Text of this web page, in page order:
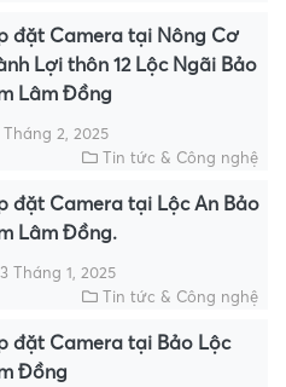
đặt Camera tại Nông Cơ
Lợi thôn 12 Lộc Ngãi Bảo
Lâm Đồng
Tháng 2, 2025
Tin tức & Công nghệ
đặt Camera tại Lộc An Bảo
Lâm Đồng.
Tháng 1, 2025
Tin tức & Công nghệ
đặt Camera tại Bảo Lộc
Đồng